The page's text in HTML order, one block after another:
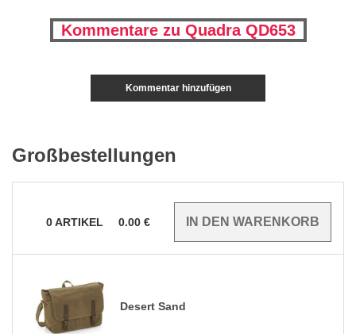
Kommentare zu Quadra QD653
Kommentar hinzufügen
Großbestellungen
0ARTIKEL 0.00 €
Desert Sand